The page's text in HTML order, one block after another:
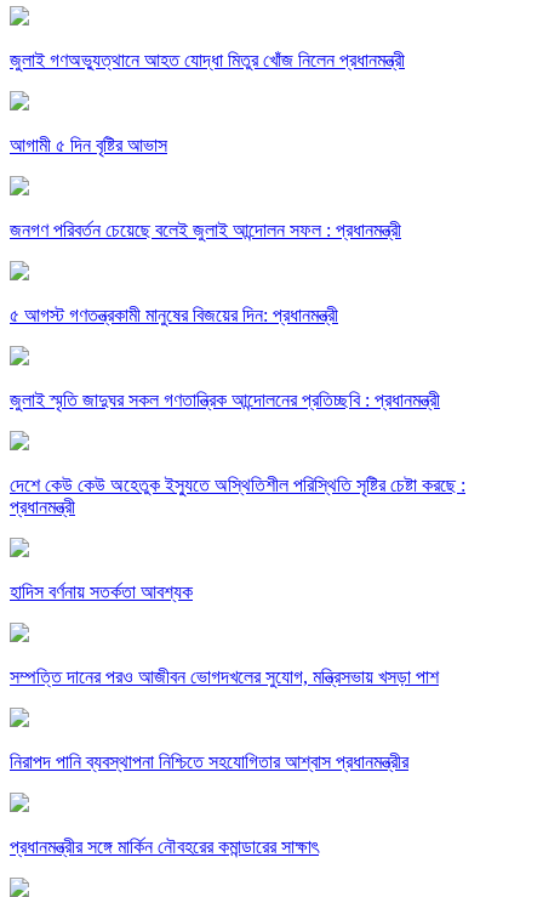
জুলাই গণঅভ্যুত্থানে আহত যোদ্ধা মিতুর খোঁজ নিলেন প্রধানমন্ত্রী
আগামী ৫ দিন বৃষ্টির আভাস
জনগণ পরিবর্তন চেয়েছে বলেই জুলাই আন্দোলন সফল : প্রধানমন্ত্রী
৫ আগস্ট গণতন্ত্রকামী মানুষের বিজয়ের দিন: প্রধানমন্ত্রী
জুলাই স্মৃতি জাদুঘর সকল গণতান্ত্রিক আন্দোলনের প্রতিচ্ছবি : প্রধানমন্ত্রী
দেশে কেউ কেউ অহেতুক ইস্যুতে অস্থিতিশীল পরিস্থিতি সৃষ্টির চেষ্টা করছে :
প্রধানমন্ত্রী
হাদিস বর্ণনায় সতর্কতা আবশ্যক
সম্পত্তি দানের পরও আজীবন ভোগদখলের সুযোগ, মন্ত্রিসভায় খসড়া পাশ
নিরাপদ পানি ব্যবস্থাপনা নিশ্চিতে সহযোগিতার আশ্বাস প্রধানমন্ত্রীর
প্রধানমন্ত্রীর সঙ্গে মার্কিন নৌবহরের কমান্ডারের সাক্ষাৎ